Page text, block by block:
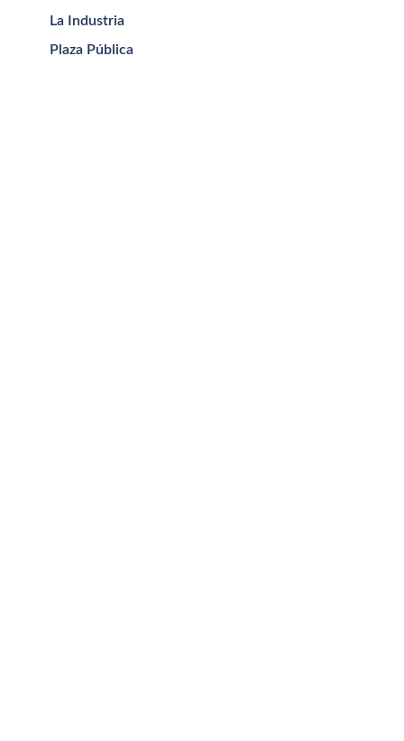
La Industria
Plaza Pública